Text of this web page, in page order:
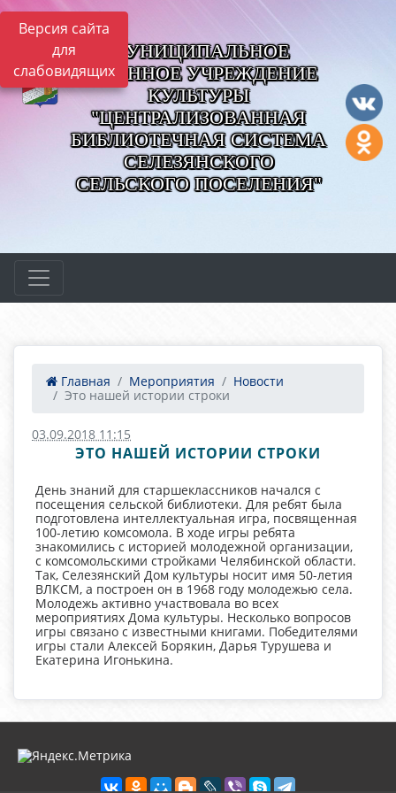
Версия сайта
для
слабовидящих
МУНИЦИПАЛЬНОЕ
КАЗЕННОЕ УЧРЕЖДЕНИЕ
КУЛЬТУРЫ
"ЦЕНТРАЛИЗОВАННАЯ
БИБЛИОТЕЧНАЯ СИСТЕМА
СЕЛЕЗЯНСКОГО
СЕЛЬСКОГО ПОСЕЛЕНИЯ"
Главная Мероприятия
Новости
Это нашей истории строки
03.09.2018 11:15
ЭТО НАШЕЙ ИСТОРИИ СТРОКИ
День знаний для старшеклассников начался с
посещения сельской библиотеки. Для ребят была
подготовлена интеллектуальная игра, посвященная
100-летию комсомола. В ходе игры ребята
знакомились с историей молодежной организации,
с комсомольскими стройками Челябинской области.
Так, Селезянский Дом культуры носит имя 50-летия
ВЛКСМ, а построен он в 1968 году молодежью села.
Молодежь активно участвовала во всех
мероприятиях Дома культуры. Несколько вопросов
игры связано с известными книгами. Победителями
игры стали Алексей Борякин, Дарья Турушева и
Екатерина Игонькина.